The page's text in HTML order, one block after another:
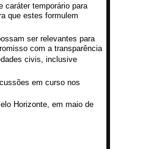
caráter temporário para
que estes formulem
ser relevantes para
com a transparência
civis, inclusive
em curso nos
Horizonte, em maio de